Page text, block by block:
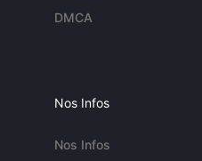
DMCA
Nos Infos
Nos Infos